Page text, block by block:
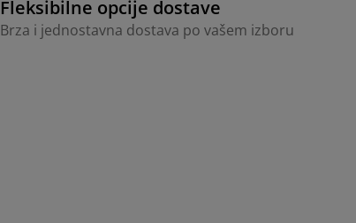
Fleksibilne opcije dostave
Brza i jednostavna dostava po vašem izboru